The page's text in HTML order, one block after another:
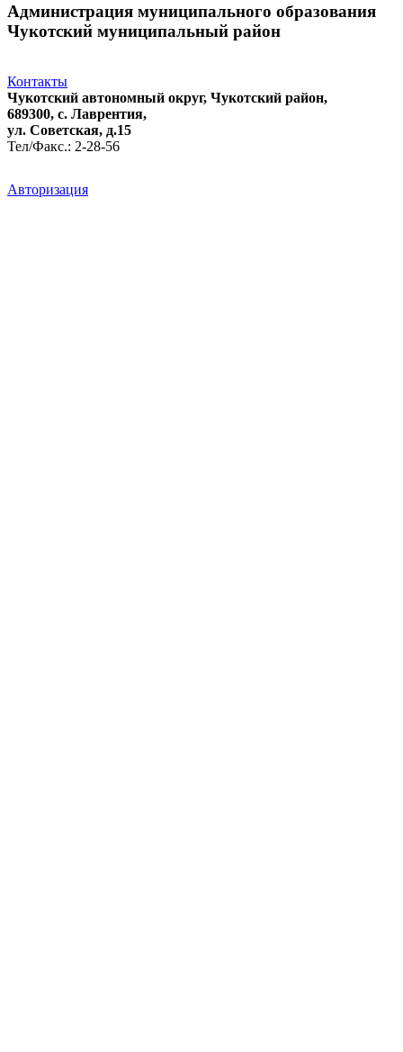
Администрация муниципального образования
Чукотский муниципальный район
Контакты
Чукотский автономный округ, Чукотский район,
689300, с. Лаврентия,
ул. Советская, д.15
Тел/Факс.: 2-28-56
Авторизация